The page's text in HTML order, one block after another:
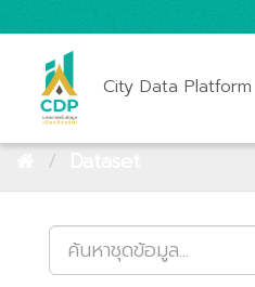
City Data Platform